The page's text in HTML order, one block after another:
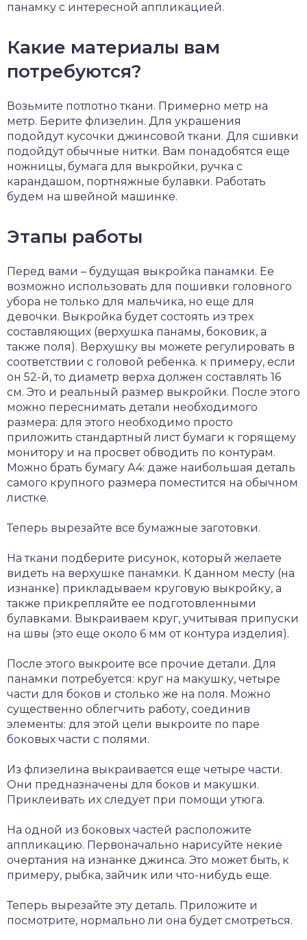
панамку с интересной аппликацией.
Какие материалы вам
потребуются?
Возьмите потлотно ткани. Примерно метр на
метр. Берите флизелин. Для украшения
подойдут кусочки джинсовой ткани. Для сшивки
подойдут обычные нитки. Вам понадобятся еще
ножницы, бумага для выкройки, ручка с
карандашом, портняжные булавки. Работать
будем на швейной машинке.
Этапы работы
Перед вами – будущая выкройка панамки. Ее
возможно использовать для пошивки головного
убора не только для мальчика, но еще для
девочки. Выкройка будет состоять из трех
составляющих (верхушка панамы, боковик, а
также поля). Верхушку вы можете регулировать в
соответствии с головой ребенка. к примеру, если
он 52-й, то диаметр верха должен составлять 16
см. Это и реальный размер выкройки. После этого
можно переснимать детали необходимого
размера: для этого необходимо просто
приложить стандартный лист бумаги к горящему
монитору и на просвет обводить по контурам.
Можно брать бумагу А4: даже наибольшая деталь
самого крупного размера поместится на обычном
листке.
Теперь вырезайте все бумажные заготовки.
На ткани подберите рисунок, который желаете
видеть на верхушке панамки. К данном месту (на
изнанке) прикладываем круговую выкройку, а
также прикрепляйте ее подготовленными
булавками. Выкраиваем круг, учитывая припуски
на швы (это еще около 6 мм от контура изделия).
После этого выкроите все прочие детали. Для
панамки потребуется: круг на макушку, четыре
части для боков и столько же на поля. Можно
существенно облегчить работу, соединив
элементы: для этой цели выкроите по паре
боковых части с полями.
Из флизелина выкраивается еще четыре части.
Они предназначены для боков и макушки.
Приклеивать их следует при помощи утюга.
На одной из боковых частей расположите
аппликацию. Первоначально нарисуйте некие
очертания на изнанке джинса. Это может быть, к
примеру, рыбка, зайчик или что-нибудь еще.
Теперь вырезайте эту деталь. Приложите и
посмотрите, нормально ли она будет смотреться.